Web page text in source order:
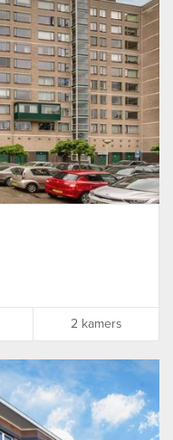
2 kamers